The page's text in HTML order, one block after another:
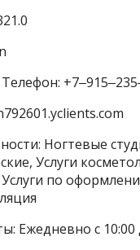
Ногтевые
Услуги
Услуги по
Ежедневно с 10:00